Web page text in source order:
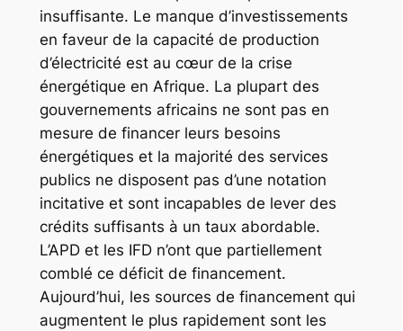
insuffisante. Le manque d’investissements
en faveur de la capacité de production
d’électricité est au cœur de la crise
énergétique en Afrique. La plupart des
gouvernements africains ne sont pas en
mesure de financer leurs besoins
énergétiques et la majorité des services
publics ne disposent pas d’une notation
incitative et sont incapables de lever des
crédits suffisants à un taux abordable.
L’APD et les IFD n’ont que partiellement
comblé ce déficit de financement.
Aujourd’hui, les sources de financement qui
augmentent le plus rapidement sont les